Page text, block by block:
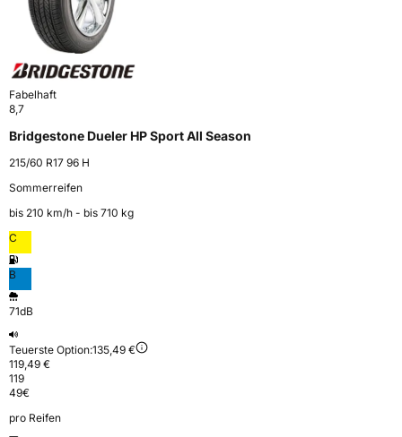
Fabelhaft
8,7
Bridgestone Dueler HP Sport All Season
215/60 R17 96 H
Sommerreifen
bis 210 km⁠/⁠h - bis 710 kg
C
B
71dB
Teuerste Option:135,49 €
119,49 €
119
49€
pro Reifen